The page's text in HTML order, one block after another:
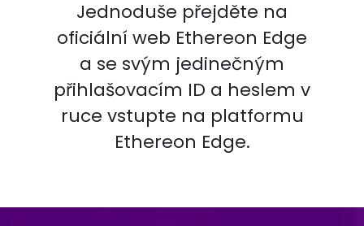
Jednoduše přejděte na
oficiální web Ethereon Edge
a se svým jedinečným
přihlašovacím ID a heslem v
ruce vstupte na platformu
Ethereon Edge.